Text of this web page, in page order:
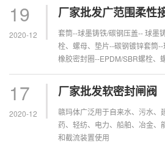
19
2020-12
厂家批发广范围柔性
套筒--球墨铸铁/碳钢压盖-- 球墨
栓、螺母、垫片--碳钢镀锌套筒
橡胶密封圈--EPDM/SBR螺栓、
17
2020-12
厂家批发软密封闸阀
赣玛体广泛用于自来水、污水、
药、轻纺、电力、船舶、冶金、
和截流装置使用